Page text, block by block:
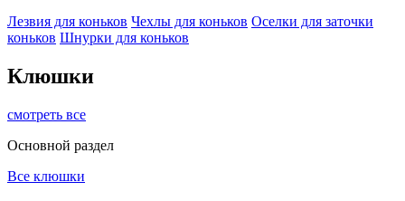
Лезвия для коньков Чехлы для коньков Оселки для заточки
коньков Шнурки для коньков
Клюшки
смотреть все
Основной раздел
Все клюшки